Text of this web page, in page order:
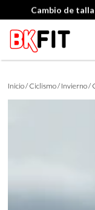
Cambio de
Inicio/ Ciclismo/ Invierno/